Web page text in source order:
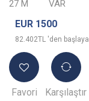
27 M VAR
EUR 1500
82.402TL 'den
Favori Karşılaştır